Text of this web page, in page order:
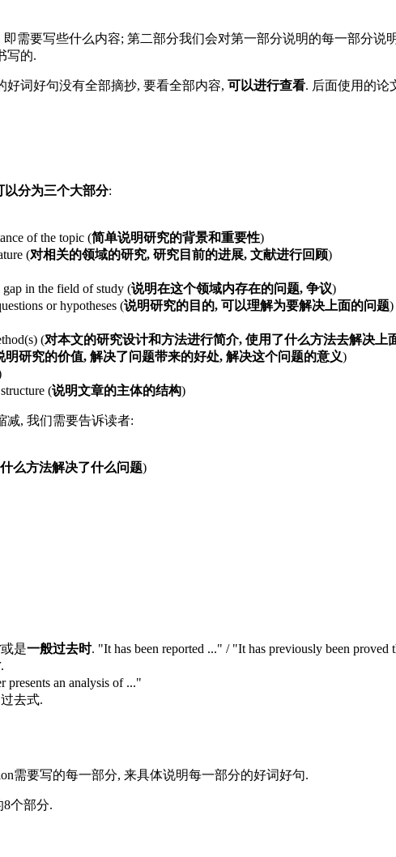
需要写些什么内容; 第二部分我们会对第一部分说明的每一部分
写的.
词好句没有全部摘抄, 要看全部内容, 可以进行查看. 后面使用的论
以分为三个大部分:
of the topic (简单说明研究的背景和重要性)
(对相关的领域的研究, 研究目前的进展, 文献进行回顾)
in the field of study (说明在这个领域内存在的问题, 争议)
or hypotheses (说明研究的目的, 可以理解为要解决上面的问题)
(对本文的研究设计和方法进行简介, 使用了什么方法去解决上
明研究的价值, 解决了问题带来的好处, 解决这个问题的意义)
(说明文章的主体的结构)
减, 我们需要告诉读者:
么方法解决了什么问题)
或是一般过去时. "It has been reported ..." / "It has previously been proved
.
presents an analysis of ..."
去式.
需要写的每一部分, 来具体说明每一部分的好词好句.
8个部分.